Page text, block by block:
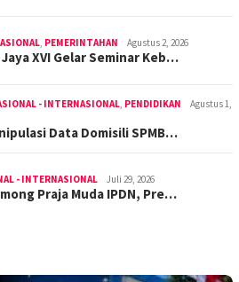
, PEMERINTAHAN Agustus 2, 2026
XVI Gelar Seminar Keb…
- INTERNASIONAL, PENDIDIKAN
Agustus 1,
Data Domisili SPMB…
- INTERNASIONAL Juli 29, 2026
Praja Muda IPDN, Pre…